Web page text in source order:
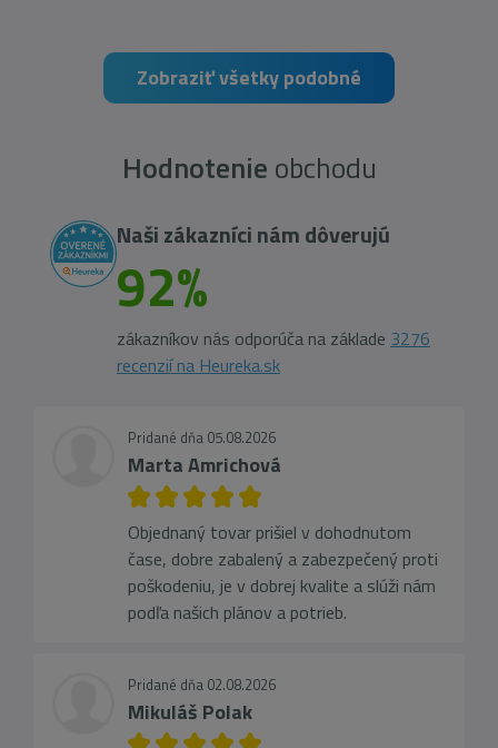
Zobraziť všetky podobné
Hodnotenie obchodu
Naši zákazníci nám dôverujú
92%
zákazníkov nás odporúča na základe 3276
recenzií na Heureka.sk
Pridané dňa 05.08.2026
Marta Amrichová
Objednaný tovar prišiel v dohodnutom
čase, dobre zabalený a zabezpečený proti
poškodeniu, je v dobrej kvalite a slúži nám
podľa našich plánov a potrieb.
Pridané dňa 02.08.2026
Mikuláš Polak